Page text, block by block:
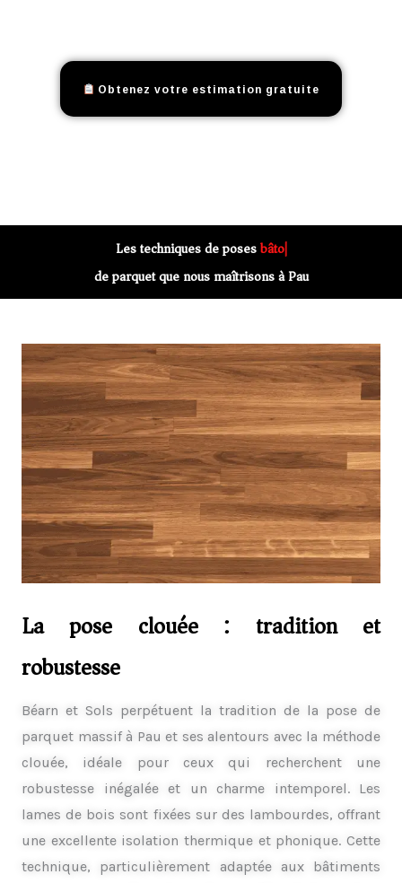
Obtenez votre estimation gratuite
Les techniques de posesbâton rompu
de parquet que nous maîtrisons à Pau
La pose clouée : tradition et
robustesse
Béarn et Sols perpétuent la tradition de la pose de
parquet massif à Pau et ses alentours avec la méthode
clouée, idéale pour ceux qui recherchent une
robustesse inégalée et un charme intemporel. Les
lames de bois sont fixées sur des lambourdes, offrant
une excellente isolation thermique et phonique. Cette
technique, particulièrement adaptée aux bâtiments